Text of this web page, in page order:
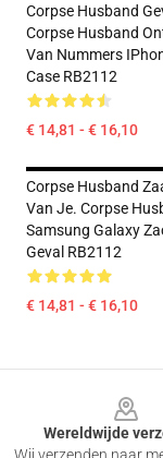
Corpse Husband
Corpse Husband
Van Nummers
Case RB2112
€ 14,81 - € 16,10
Corpse Husband
Van Je. Corpse
Samsung Galaxy
Geval RB2112
€ 14,81 - € 16,10
Wereldwijde